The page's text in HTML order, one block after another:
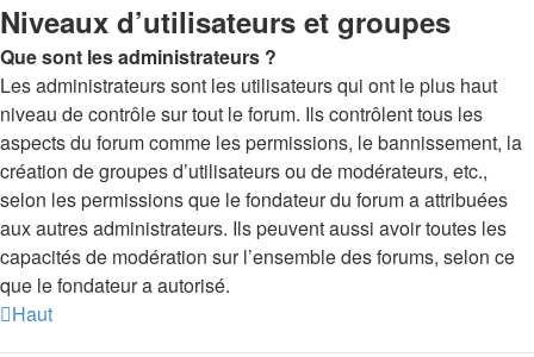
Niveaux d’utilisateurs et groupes
Que sont les administrateurs ?
Les administrateurs sont les utilisateurs qui ont le plus haut
niveau de contrôle sur tout le forum. Ils contrôlent tous les
aspects du forum comme les permissions, le bannissement, la
création de groupes d’utilisateurs ou de modérateurs, etc.,
selon les permissions que le fondateur du forum a attribuées
aux autres administrateurs. Ils peuvent aussi avoir toutes les
capacités de modération sur l’ensemble des forums, selon ce
que le fondateur a autorisé.
Haut